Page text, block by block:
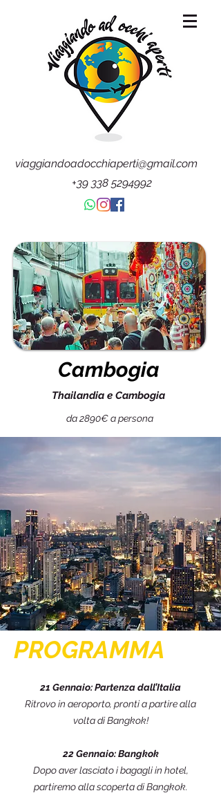
viaggiandoadocchiaperti@gmail.com
+39 338 5294992
Cambogia
Thailandia e Cambogia
da 2890€ a persona
PROGRAMMA
21 Gennaio: Partenza dall’Italia
Ritrovo in aeroporto, pronti a partire alla
volta di Bangkok!
22 Gennaio: Bangkok
Dopo aver lasciato i bagagli in hotel,
partiremo alla scoperta di Bangkok.